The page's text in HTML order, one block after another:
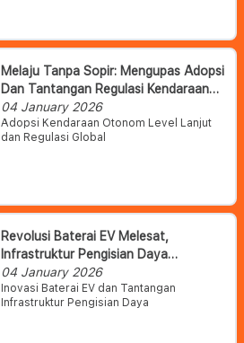
Melaju Tanpa Sopir: Mengupas Adopsi
Dan Tantangan Regulasi Kendaraan
Otonom Level Lanjut
04 January 2026
Adopsi Kendaraan Otonom Level Lanjut
dan Regulasi Global
Revolusi Baterai EV Melesat,
Infrastruktur Pengisian Daya
Menghadang
04 January 2026
Inovasi Baterai EV dan Tantangan
Infrastruktur Pengisian Daya